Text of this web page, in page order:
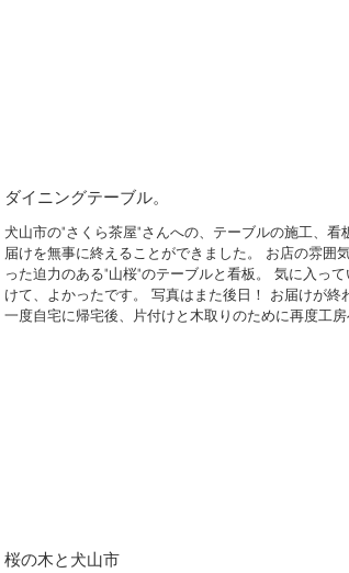
ダイニングテーブル。
犬山市の"さくら茶屋"さんへの、テーブルの施工、看
届けを無事に終えることができました。 お店の雰囲
った迫力のある"山桜"のテーブルと看板。 気に入っ
けて、よかったです。 写真はまた後日！ お届けが終
一度自宅に帰宅後、片付けと木取りのために再度工房
桜の木と犬山市